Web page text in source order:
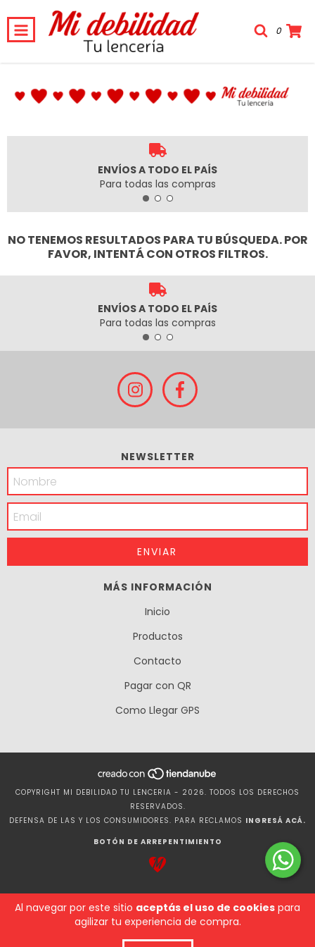
Al navegar por este sitio aceptás el uso de cookies para
agilizar tu experiencia de compra.
0
ENVÍOS A TODO EL PAÍS
Para todas las compras
NO TENEMOS RESULTADOS PARA TU BÚSQUEDA. POR
FAVOR, INTENTÁ CON OTROS FILTROS.
ENVÍOS A TODO EL PAÍS
Para todas las compras
NEWSLETTER
MÁS INFORMACIÓN
Inicio
Productos
Contacto
Pagar con QR
Como Llegar GPS
COPYRIGHT MI DEBILIDAD TU LENCERIA - 2026. TODOS LOS DERECHOS
RESERVADOS.
DEFENSA DE LAS Y LOS CONSUMIDORES. PARA RECLAMOS INGRESÁ ACÁ.
BOTÓN DE ARREPENTIMIENTO